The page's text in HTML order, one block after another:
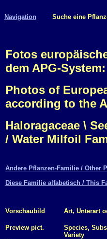
Navigation Suche eine
Fotos
dem APG-System:
Photos of
according to the
Haloragaceae \
/ Water Milfoil
Andere Pflanzen-Familie / Other
Diese Familie alfabetisch / This
Vorschaubild Art, Unterart
Preview pict.
Species,
Variety